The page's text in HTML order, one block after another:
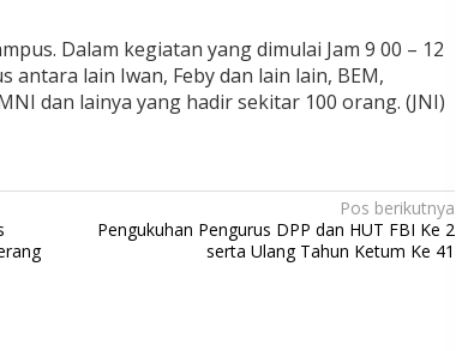
Dalam kegiatan yang dimulai Jam 9 00 – 12
antara lain Iwan, Feby dan lain lain, BEM,
dan lainya yang hadir sekitar 100 orang. (JNI)
Pos berikutnya
Pengukuhan Pengurus DPP dan HUT FBI Ke 2
serta Ulang Tahun Ketum Ke 41